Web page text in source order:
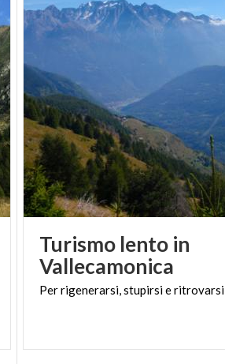
Turismo lento in
Vallecamonica
Perrigenerarsi,stupirsieritrovarsi